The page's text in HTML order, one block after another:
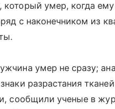
умер, когда
с наконечником из
умер не сразу;
разрастания
сообщили ученые в